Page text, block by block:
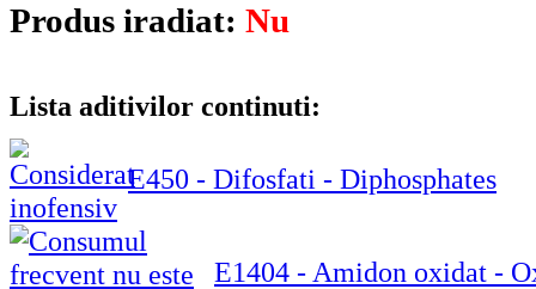
Produs iradiat: Nu
Lista aditivilor continuti:
E450 - Difosfati - Diphosphates
E1404 - Amidon oxidat -